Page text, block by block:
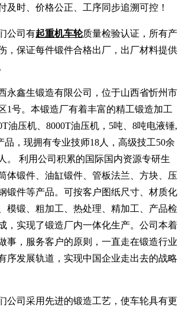
及时、价格公正、工序同步追溯可控！
公司有起重机车轮质量检验认证，所有产
，保证每件锻件合格出厂，出厂材料提供
永鑫生锻造有限公司，位于山西省忻州市
1号。本锻造厂有着丰富的精工锻造加工
油压机、8000T油压机，5吨、8吨电液锤,
品，现拥有专业技师18人，高级技工50余
。 利用公司积累的国际国内资源专研生
体锻件、油缸锻件、管板法兰、方块、压
锻件等产品。可按客户图纸尺寸、材质化
模锻、粗加工、热处理、精加工、产品检
，实现了锻造厂内一体化生产。公司本着
事，服务客户的原则，一直走在锻造行业
序发展轨道，实现中国企业走出去的战略
公司采用先进的锻造工艺，使车轮具有更